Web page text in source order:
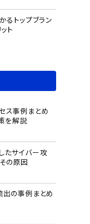
るトップブラン
ト
ス事例まとめ
を解説
たサイバー攻
の原因
出の事例まとめ